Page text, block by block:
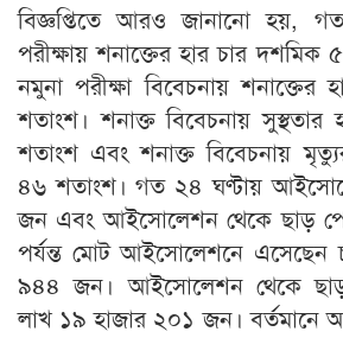
বিজ্ঞপ্তিতে আরও জানানো হয়,
পরীক্ষায় শনাক্তের হার চার দশমিক
নমুনা পরীক্ষা বিবেচনায়
শতাংশ। শনাক্ত বিবেচনায়
শতাংশ এবং শনাক্ত বিবেচনায়
৪৬ শতাংশ। গত ২৪ ঘণ্টায়
জন এবং আইসোলেশন থেকে ছাড়
পর্যন্ত মোট আইসোলেশনে এসেছেন
৯৪৪ জন। আইসোলেশন থেকে
লাখ ১৯ হাজার ২০১ জন।